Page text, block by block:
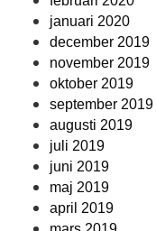
januari 2020
december 2019
november 2019
oktober 2019
september 2019
augusti 2019
juli 2019
juni 2019
maj 2019
april 2019